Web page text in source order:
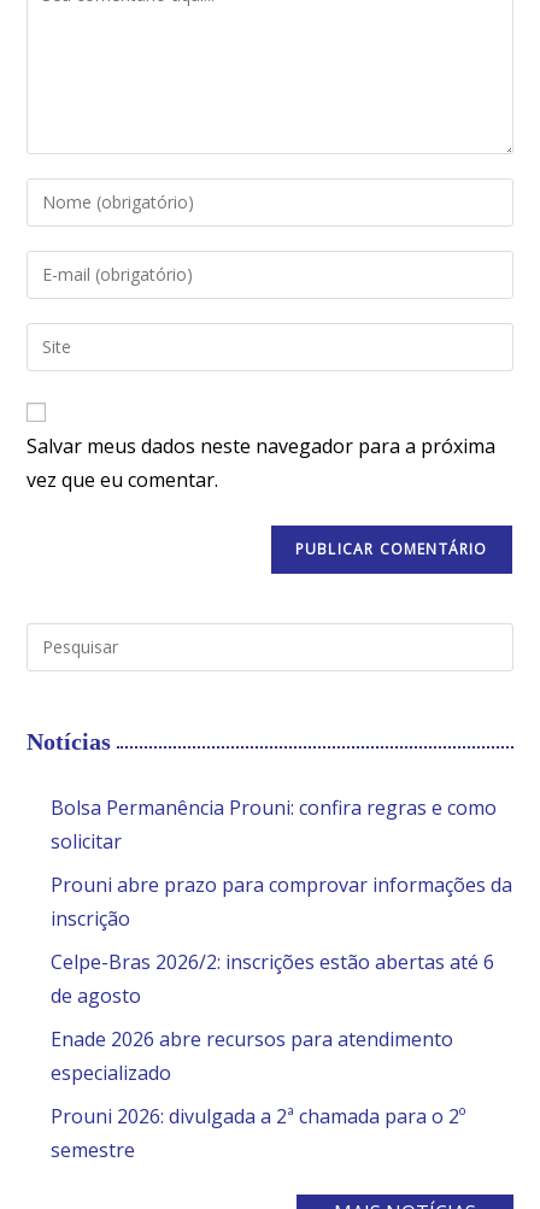
Salvar meus dados neste navegador para a próxima
vez que eu comentar.
Notícias
Bolsa Permanência Prouni: confira regras e como
solicitar
Prouni abre prazo para comprovar informações da
inscrição
Celpe-Bras 2026/2: inscrições estão abertas até 6
de agosto
Enade 2026 abre recursos para atendimento
especializado
Prouni 2026: divulgada a 2ª chamada para o 2º
semestre